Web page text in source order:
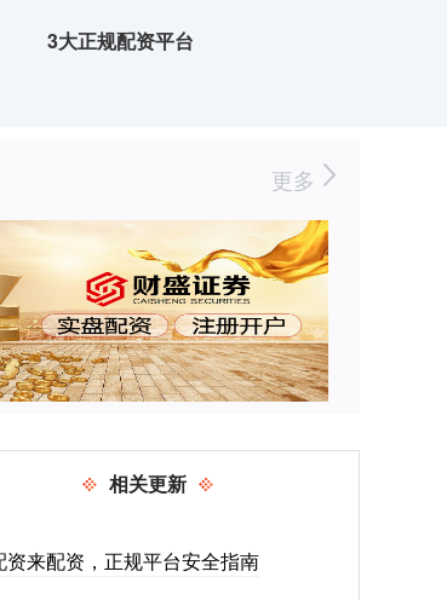
3大正规配资平台
更多
相关更新
资来配资，正规平台安全指南